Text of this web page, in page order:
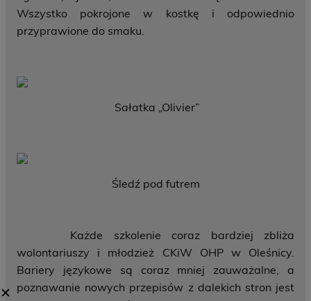
Wszystko pokrojone w kostkę i odpowiednio
przyprawione do smaku.
Sałatka „Olivier”
Śledź pod futrem
Każde szkolenie coraz bardziej zbliża
wolontariuszy i młodzież CKiW OHP w Oleśnicy.
Bariery językowe są coraz mniej zauważalne, a
poznawanie nowych przepisów z dalekich stron jest
✕